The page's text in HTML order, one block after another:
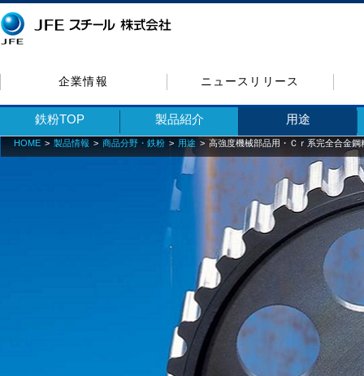
企業情報 ニュースリリース
鉄粉TOP 製品紹介 用途
HOME 製品情報 商品分野・鉄粉 用途 高強度機械部品用・Ｃｒ系完全合金鋼